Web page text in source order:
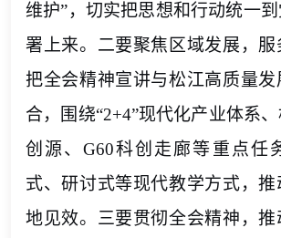
维护”，切实把思想和行动统一
署上来。二要聚焦区域发展，服
把全会精神宣讲与松江高质量发
合，围绕“2+4”现代化产业体系
创源、G60科创走廊等重点任
式、研讨式等现代教学方式，
地见效。三要贯彻全会精神，推